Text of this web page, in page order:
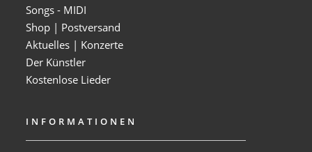
Songs - MIDI
Shop | Postversand
Aktuelles | Konzerte
Der Künstler
Kostenlose Lieder
INFORMATIONEN